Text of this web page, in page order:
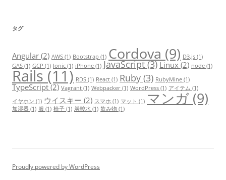
タグ
Angular (2) AWS (1) Bootstrap (1) Cordova (9) D3.js (1)
GAS (1) GCP (1) Ionic (1) iPhone (1) JavaScript(3) Linux (2) node (1)
Rails(11) RDS (1) React (1) Ruby (3) RubyMine (1)
TypeScript(2) Vagrant (1) Webpacker (1) WordPress (1) アイテム (1)
イヤホン (1) ウイスキー (2) スマホ (1) マット (1) マンガ (9)
加湿器 (1) 服 (1) 椅子 (1) 炭酸水 (1) 飲み物 (1)
Proudly powered by WordPress